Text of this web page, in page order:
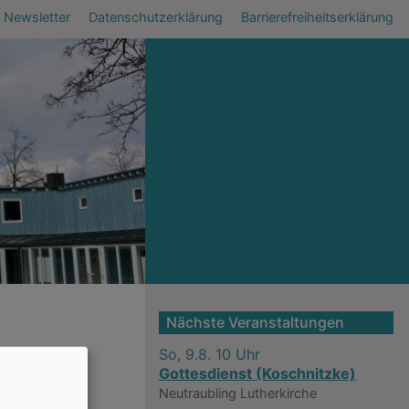
Newsletter Datenschutzerklärung Barrierefreiheitserklärung
Nächste Veranstaltungen
So, 9.8. 10 Uhr
Gottesdienst (Koschnitzke)
Neutraubling Lutherkirche